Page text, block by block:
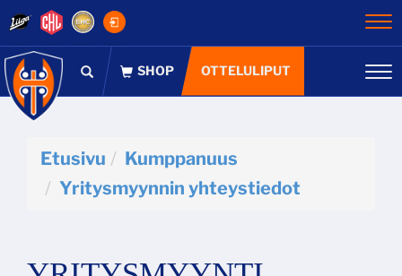
OTTELULIPUT
Etusivu
Kumppanuus
Yritysmyynnin yhteystiedot